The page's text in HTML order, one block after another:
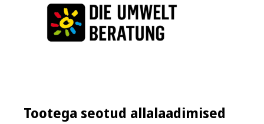
Tootega seotud allalaadimised